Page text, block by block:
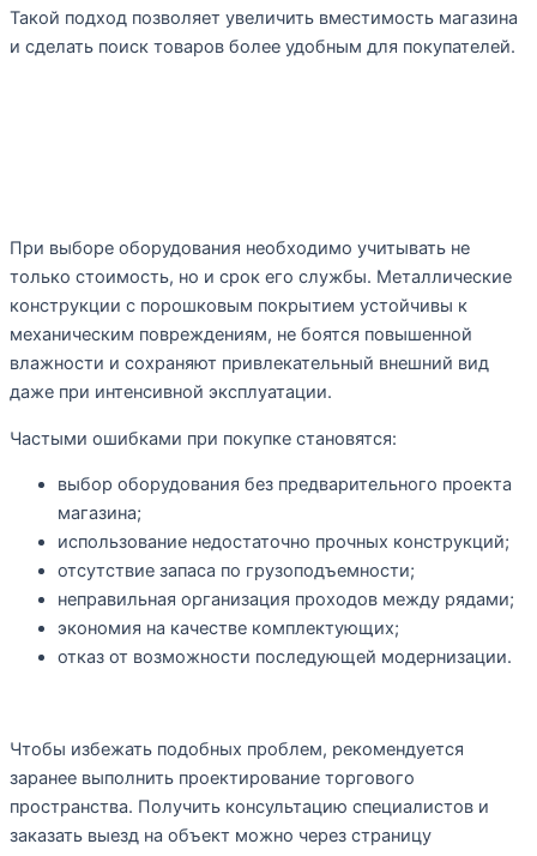
Такой подход позволяет увеличить вместимость магазина
и сделать поиск товаров более удобным для покупателей.
При выборе оборудования необходимо учитывать не
только стоимость, но и срок его службы. Металлические
конструкции с порошковым покрытием устойчивы к
механическим повреждениям, не боятся повышенной
влажности и сохраняют привлекательный внешний вид
даже при интенсивной эксплуатации.
Частыми ошибками при покупке становятся:
выбор оборудования без предварительного проекта
магазина;
использование недостаточно прочных конструкций;
отсутствие запаса по грузоподъемности;
неправильная организация проходов между рядами;
экономия на качестве комплектующих;
отказ от возможности последующей модернизации.
Чтобы избежать подобных проблем, рекомендуется
заранее выполнить проектирование торгового
пространства. Получить консультацию специалистов и
заказать выезд на объект можно через страницу